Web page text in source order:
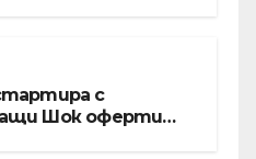
с
Шок оферти